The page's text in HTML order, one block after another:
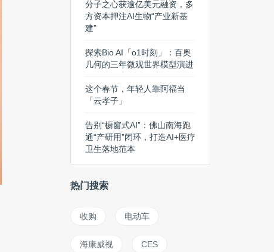
分子之心获逾亿美元融资，多
方资本押注AI生物“产业新基
建”
探索Bio AI「o1时刻」：百奥
几何的三年微观世界模型演进
这个春节，年轻人靠阿福当
「云孝子」
告别“橱窗式AI”：佛山南海跑
通“产研用”闭环，打造AI+医疗
卫生落地范本
热门搜索
收购 电动车
海康威视 CES